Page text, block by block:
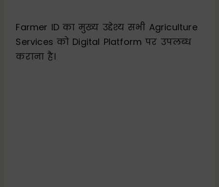
Farmer ID का मुख्य उद्देश्य सभी Agriculture
Services को Digital Platform पर उपलब्ध
कराना है।